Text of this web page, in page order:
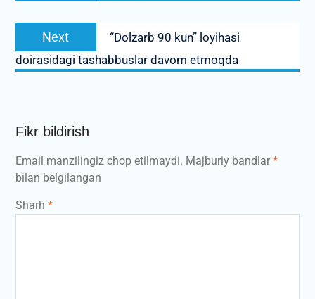
Next
Next
post:
“Dolzarb 90 kun” loyihasi
doirasidagi tashabbuslar davom etmoqda
Fikr bildirish
Email manzilingiz chop etilmaydi. Majburiy bandlar*
bilan belgilangan
Sharh *